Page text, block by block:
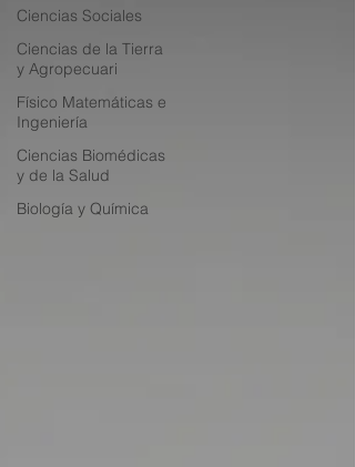
Ciencias Sociales
Ciencias de la Tierra
y Agropecuari
Físico Matemáticas e
Ingeniería
Ciencias Biomédicas
y de la Salud
Biología y Química